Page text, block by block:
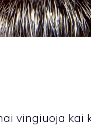
vingiuoja kai